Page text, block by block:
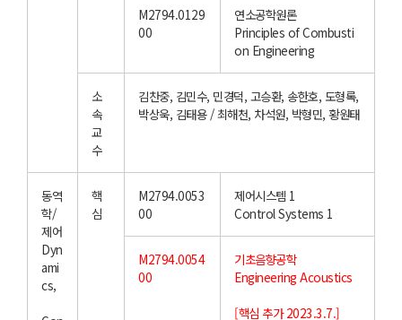
M2794.0129
00
연소공학원론
Principles of Combusti
on Engineering
소
속
교
수
김찬중, 김민수, 민경덕, 고승환, 송한호, 도형록,
박상욱, 김태용 / 최해천, 차석원, 박형민, 황원태
동역
학/
제어
Dyn
ami
cs,
핵
심
M2794.0053
00
제어시스템 1
Control Systems 1
M2794.0054
00
기초음향공학
Engineering Acoustics
[핵심 추가 2023.3.7.]